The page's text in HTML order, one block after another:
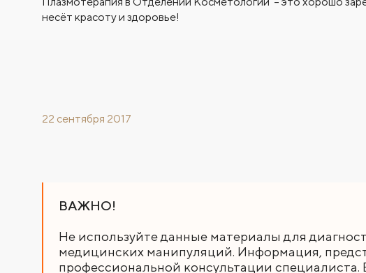
несёт красоту и здоровье!
22 сентября 2017
ВАЖНО!
Не используйте данные материалы для
медицинских манипуляций. Информация,
профессиональной консультации специалиста.